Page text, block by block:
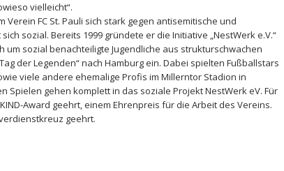
vielleicht“.
FC St. Pauli sich stark gegen antisemitische und
sozial. Bereits 1999 gründete er die Initiative „NestWerk e.V.“
sozial benachteiligte Jugendliche aus strukturschwachen
der Legenden“ nach Hamburg ein. Dabei spielten Fußballstars
viele andere ehemalige Profis im Millerntor Stadion in
gehen komplett in das soziale Projekt NestWerk eV. Für
Award geehrt, einem Ehrenpreis für die Arbeit des Vereins.
geehrt.